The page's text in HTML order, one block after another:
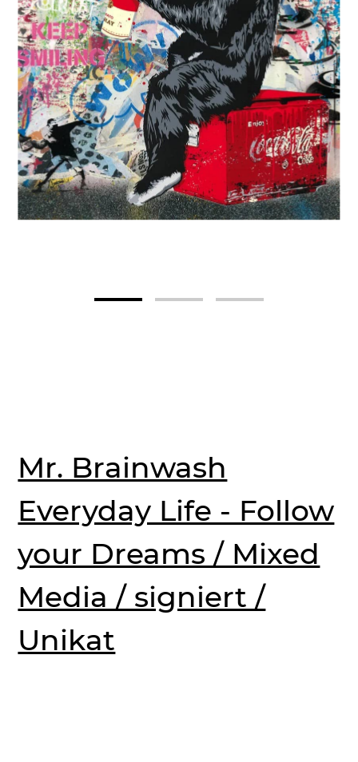
Mr. Brainwash
Everyday Life - Follow
your Dreams / Mixed
Media / signiert /
Unikat